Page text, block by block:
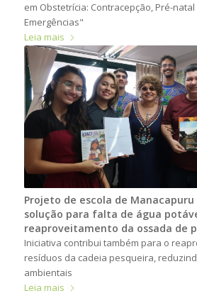
em Obstetrícia: Contracepção, Pré-
Emergências"
Leia mais
Projeto de escola de Manacapuru
solução para falta de água
reaproveitamento da ossada de
Iniciativa contribui também para o
resíduos da cadeia pesqueira,
ambientais
Leia mais